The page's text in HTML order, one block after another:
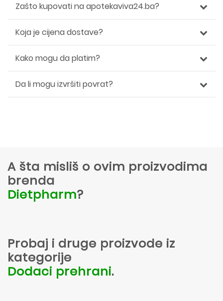
Zašto kupovati na apotekaviva24.ba?
Koja je cijena dostave?
Kako mogu da platim?
Da li mogu izvršiti povrat?
A šta misliš o ovim proizvodima
brenda
Dietpharm?
Probaj i druge proizvode iz
kategorije
Dodaci prehrani.